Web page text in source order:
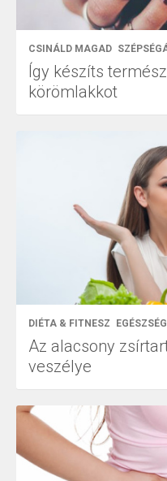
CSINÁLD MAGAD
Így készíts
körömlakkot
DIÉTA & FITNESZ EGÉSZSÉG
Az alacsony
veszélye